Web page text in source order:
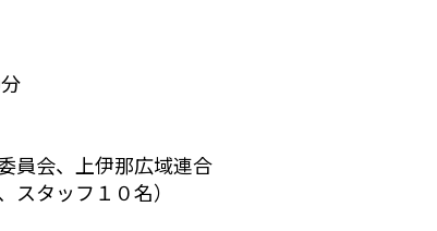
会、上伊那広域連合
タッフ１０名）